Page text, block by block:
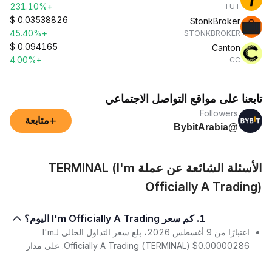
TUT
+231.10%
StonkBroker
STONKBROKER
$ 0.03538826
+45.40%
Canton
CC
$ 0.094165
+4.00%
تابعنا على مواقع التواصل الاجتماعي
Followers
@BybitArabia
+متابعة
الأسئلة الشائعة عن عملة TERMINAL (I'm
Officially A Trading)
1. كم سعر I'm Officially A Trading اليوم؟
اعتبارًا من 9 أغسطس 2026، بلغ سعر التداول الحالي لـI'm
Officially A Trading (TERMINAL) $0.00000286. على مدار